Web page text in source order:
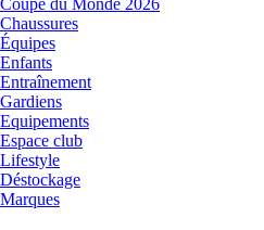
Coupe du Monde 2026
Chaussures
Équipes
Enfants
Entraînement
Gardiens
Equipements
Espace club
Lifestyle
Déstockage
Marques